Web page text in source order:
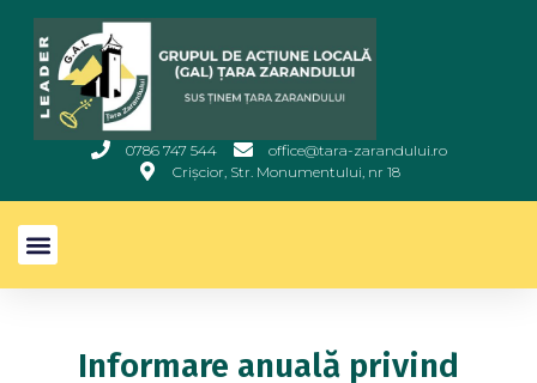
0786 747 544
office@tara-zarandului.ro
Crișcior, Str. Monumentului, nr 18
Informare anuală privind